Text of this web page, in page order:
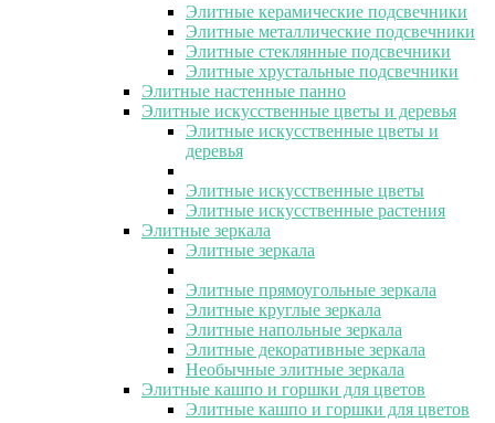
Элитные керамические подсвечники
Элитные металлические подсвечники
Элитные стеклянные подсвечники
Элитные хрустальные подсвечники
Элитные настенные панно
Элитные искусственные цветы и деревья
Элитные искусственные цветы и
деревья
Элитные искусственные цветы
Элитные искусственные растения
Элитные зеркала
Элитные зеркала
Элитные прямоугольные зеркала
Элитные круглые зеркала
Элитные напольные зеркала
Элитные декоративные зеркала
Необычные элитные зеркала
Элитные кашпо и горшки для цветов
Элитные кашпо и горшки для цветов